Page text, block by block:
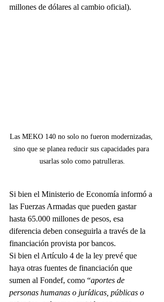
millones de dólares al cambio oficial).
Las MEKO 140 no solo no fueron modernizadas,
sino que se planea reducir sus capacidades para
usarlas solo como patrulleras.
Si bien el Ministerio de Economía informó a
las Fuerzas Armadas que pueden gastar
hasta 65.000 millones de pesos, esa
diferencia deben conseguirla a través de la
financiación provista por bancos.
Si bien el Artículo 4 de la ley prevé que
haya otras fuentes de financiación que
sumen al Fondef, como “aportes de
personas humanas o jurídicas, públicas o